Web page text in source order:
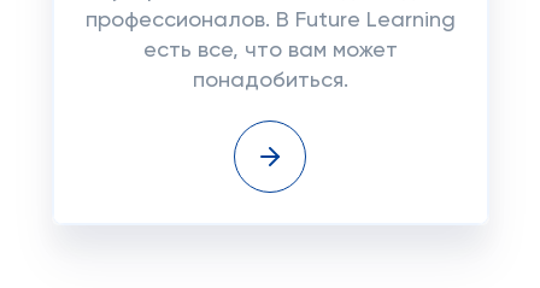
профессионалов. В Future Learning
есть все, что вам может
понадобиться.